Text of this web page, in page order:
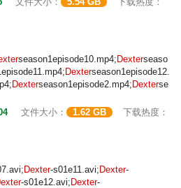
season1episode10.mp4; Dexterseaso
Dexterseason1episode12.
Dexterseason1episode2.mp4; Dexterse
文件大小： 1.62 GB
下载热度：
Dexter-s01e11.avi; Dexter-
-s01e12.avi; Dexter-